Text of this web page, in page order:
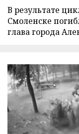
В результате
Смоленске
глава города